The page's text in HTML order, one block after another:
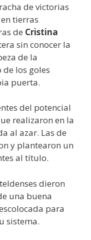
de victorias
en tierras
de Cristina
sin conocer la
de la
los goles
puerta.
del potencial
realizaron en la
al azar. Las de
y plantearon un
al título.
dieron
una buena
para
sistema.